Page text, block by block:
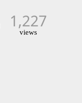
1,227
views